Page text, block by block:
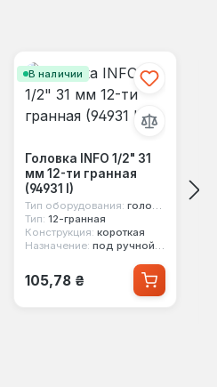
В наличии
Головка INFO 1/2" 31
мм 12-ти гранная
(94931 I)
Тип оборудования: головка стандартная
Тип: 12-гранная
Конструкция: короткая
Назначение: под ручной инструмент
Обычная цена:
105,78 ₴